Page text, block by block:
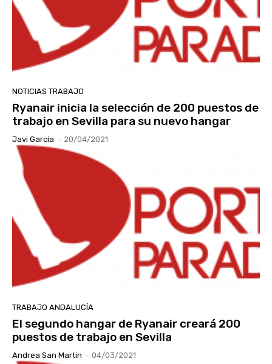
NOTICIAS TRABAJO
Ryanair inicia la selección de 200 puestos de
trabajo en Sevilla para su nuevo hangar
Javi García - 20/04/2021
TRABAJO ANDALUCÍA
El segundo hangar de Ryanair creará 200
puestos de trabajo en Sevilla
Andrea San Martin - 04/03/2021